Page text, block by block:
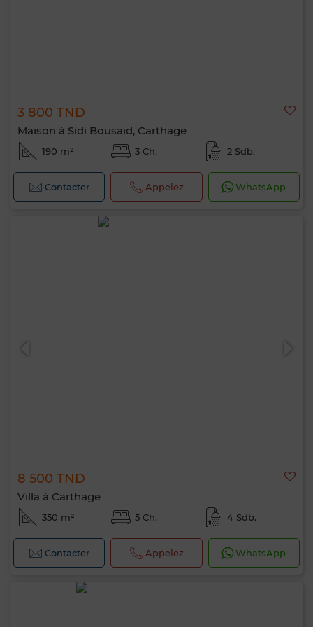
3 800 TND
Maison à Sidi Bousaid, Carthage
190 m² 3 Ch. 2 Sdb.
Contacter Appelez WhatsApp
8 500 TND
Villa à Carthage
350 m² 5 Ch. 4 Sdb.
Contacter Appelez WhatsApp